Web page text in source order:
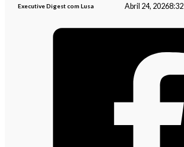
Executive Digest com Lusa Abril 24, 20268:32